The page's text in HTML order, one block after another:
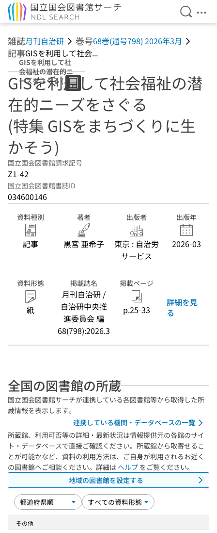
検索を
メ
雑誌月刊自治研 巻号68巻(通号798) 2026年3月
記事GISを利用して社会...
GISを利用して社
会福祉の潜在的ニ
ーズをさぐる (特
集 GISをまちづく
りに生かそう)
GISを利用して社会福祉の潜
在的ニーズをさぐる
(特集 GISをまちづくりに生
かそう)
国立国会図書館請求記号
Z1-42
国立国会図書館書誌ID
034600146
資料種別
記事
著者
黒宮 亜希子
出版者
東京 : 自治労
サービス
出版年
2026-03
資料形態
紙
掲載誌名
月刊自治研 /
自治研中央推
進委員会 編
68(798):2026.3
掲載ページ
p.25-33
詳細を見
る
全国の図書館の所蔵
国立国会図書館サーチが連携している各図書館等から取得した所
蔵情報を表示します。
連携している機関・データベースの一覧
所蔵館、利用可否等の詳細・最新状況は情報提供元の各館のサイ
ト・データベースで直接ご確認ください。所蔵館から取寄せるこ
とが可能かなど、資料の利用方法は、ご自身が利用されるお近く
の図書館へご相談ください。詳細は ヘルプ をご覧ください。
地域の図書館を設定する
その他